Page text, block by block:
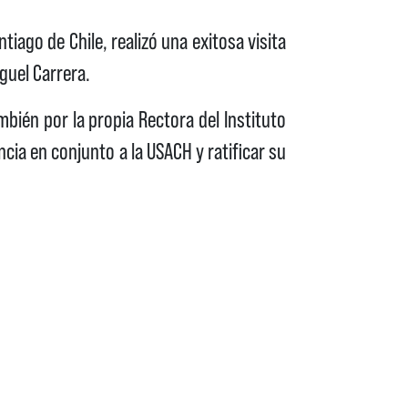
de Chile, realizó una exitosa visita
Carrera.
por la propia Rectora del Instituto
en conjunto a la USACH y ratificar su